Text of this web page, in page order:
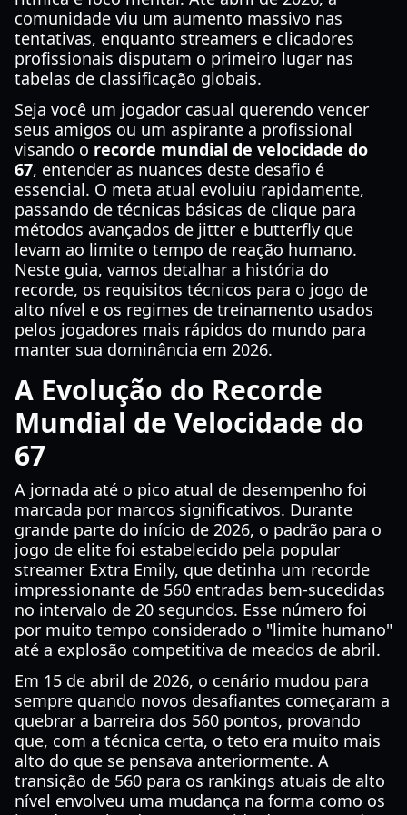
comunidade viu um aumento massivo nas
tentativas, enquanto streamers e clicadores
profissionais disputam o primeiro lugar nas
tabelas de classificação globais.
Seja você um jogador casual querendo vencer
seus amigos ou um aspirante a profissional
visando o recorde mundial de velocidade do
67, entender as nuances deste desafio é
essencial. O meta atual evoluiu rapidamente,
passando de técnicas básicas de clique para
métodos avançados de jitter e butterfly que
levam ao limite o tempo de reação humano.
Neste guia, vamos detalhar a história do
recorde, os requisitos técnicos para o jogo de
alto nível e os regimes de treinamento usados
pelos jogadores mais rápidos do mundo para
manter sua dominância em 2026.
A Evolução do Recorde
Mundial de Velocidade do
67
A jornada até o pico atual de desempenho foi
marcada por marcos significativos. Durante
grande parte do início de 2026, o padrão para o
jogo de elite foi estabelecido pela popular
streamer Extra Emily, que detinha um recorde
impressionante de 560 entradas bem-sucedidas
no intervalo de 20 segundos. Esse número foi
por muito tempo considerado o "limite humano"
até a explosão competitiva de meados de abril.
Em 15 de abril de 2026, o cenário mudou para
sempre quando novos desafiantes começaram a
quebrar a barreira dos 560 pontos, provando
que, com a técnica certa, o teto era muito mais
alto do que se pensava anteriormente. A
transição de 560 para os rankings atuais de alto
nível envolveu uma mudança na forma como os